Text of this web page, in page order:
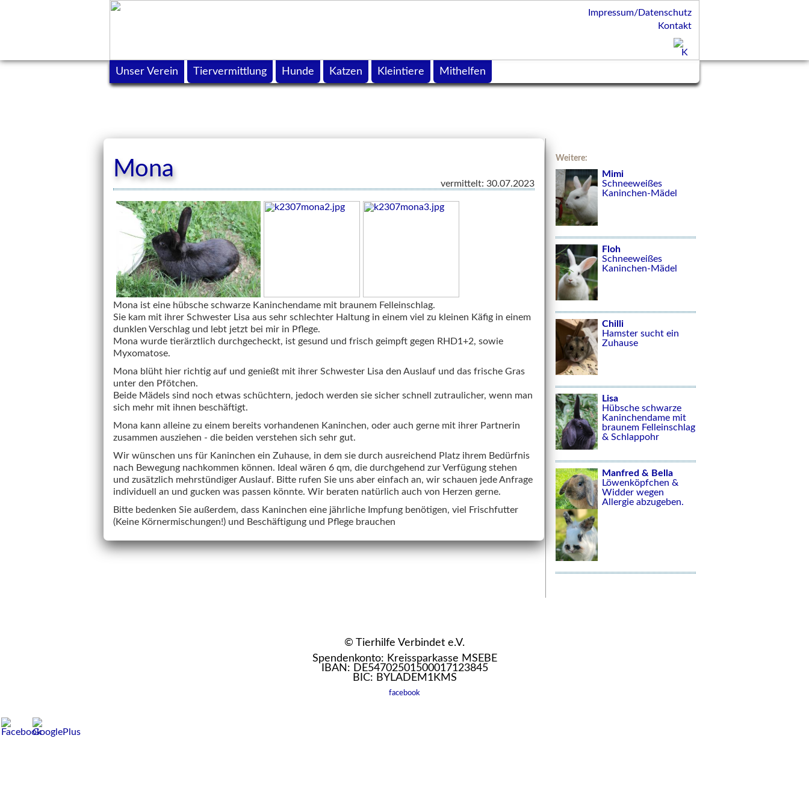
Weitere:
Mimi
Schneeweißes
Kaninchen-Mädel
Floh
Schneeweißes
Kaninchen-Mädel
Chilli
Hamster sucht ein
Zuhause
Lisa
Hübsche schwarze
Kaninchendame mit
braunem Felleinschlag
& Schlappohr
Manfred & Bella
Löwenköpfchen &
Widder wegen
Allergie abzugeben.
Mona
vermittelt: 30.07.2023
Mona ist eine hübsche schwarze Kaninchendame mit braunem Felleinschlag.
Sie kam mit ihrer Schwester Lisa aus sehr schlechter Haltung in einem viel zu kleinen Käfig in einem
dunklen Verschlag und lebt jetzt bei mir in Pflege.
Mona wurde tierärztlich durchgecheckt, ist gesund und frisch geimpft gegen RHD1+2, sowie
Myxomatose.
Mona blüht hier richtig auf und genießt mit ihrer Schwester Lisa den Auslauf und das frische Gras
unter den Pfötchen.
Beide Mädels sind noch etwas schüchtern, jedoch werden sie sicher schnell zutraulicher, wenn man
sich mehr mit ihnen beschäftigt.
Mona kann alleine zu einem bereits vorhandenen Kaninchen, oder auch gerne mit ihrer Partnerin
zusammen ausziehen - die beiden verstehen sich sehr gut.
Wir wünschen uns für Kaninchen ein Zuhause, in dem sie durch ausreichend Platz ihrem Bedürfnis
nach Bewegung nachkommen können. Ideal wären 6 qm, die durchgehend zur Verfügung stehen
und zusätzlich mehrstündiger Auslauf. Bitte rufen Sie uns aber einfach an, wir schauen jede Anfrage
individuell an und gucken was passen könnte. Wir beraten natürlich auch von Herzen gerne.
Bitte bedenken Sie außerdem, dass Kaninchen eine jährliche Impfung benötigen, viel Frischfutter
(Keine Körnermischungen!) und Beschäftigung und Pflege brauchen
© Tierhilfe Verbindet e.V.
Spendenkonto: Kreissparkasse MSEBE
IBAN: DE54702501500017123845
BIC: BYLADEM1KMS
facebook
Impressum/Datenschutz
Kontakt
Unser Verein Tiervermittlung Hunde Katzen Kleintiere Mithelfen